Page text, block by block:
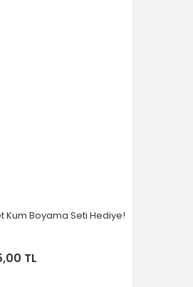
Kum Boyama Seti Hediye!
TL